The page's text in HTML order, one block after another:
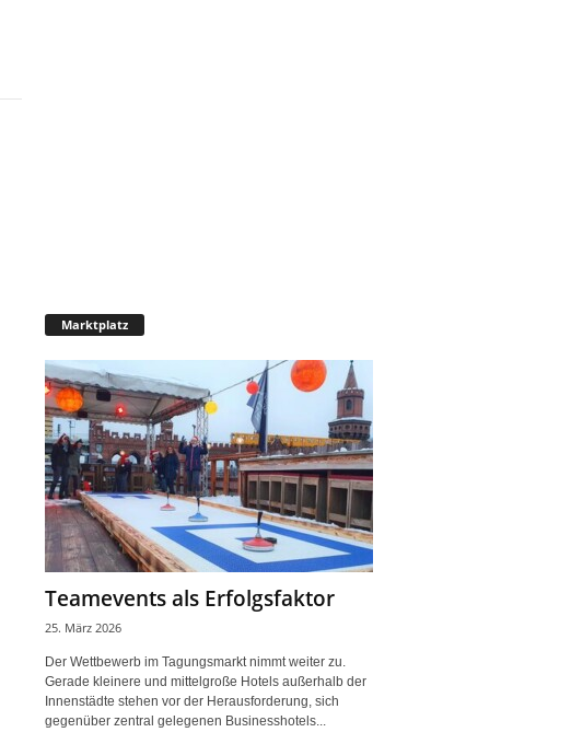
Marktplatz
Teamevents als Erfolgsfaktor
25. März 2026
Der Wettbewerb im Tagungsmarkt nimmt weiter zu.
Gerade kleinere und mittelgroße Hotels außerhalb der
Innenstädte stehen vor der Herausforderung, sich
gegenüber zentral gelegenen Businesshotels...